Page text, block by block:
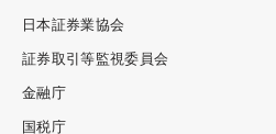
日本証券業協会
証券取引等監視委員会
金融庁
国税庁